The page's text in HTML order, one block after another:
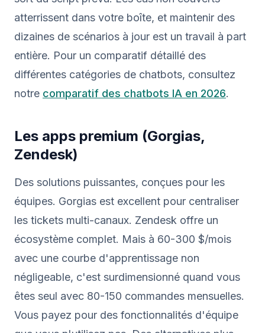
atterrissent dans votre boîte, et maintenir des
dizaines de scénarios à jour est un travail à part
entière. Pour un comparatif détaillé des
différentes catégories de chatbots, consultez
notre comparatif des chatbots IA en 2026.
Les apps premium (Gorgias,
Zendesk)
Des solutions puissantes, conçues pour les
équipes. Gorgias est excellent pour centraliser
les tickets multi-canaux. Zendesk offre un
écosystème complet. Mais à 60-300 $/mois
avec une courbe d'apprentissage non
négligeable, c'est surdimensionné quand vous
êtes seul avec 80-150 commandes mensuelles.
Vous payez pour des fonctionnalités d'équipe